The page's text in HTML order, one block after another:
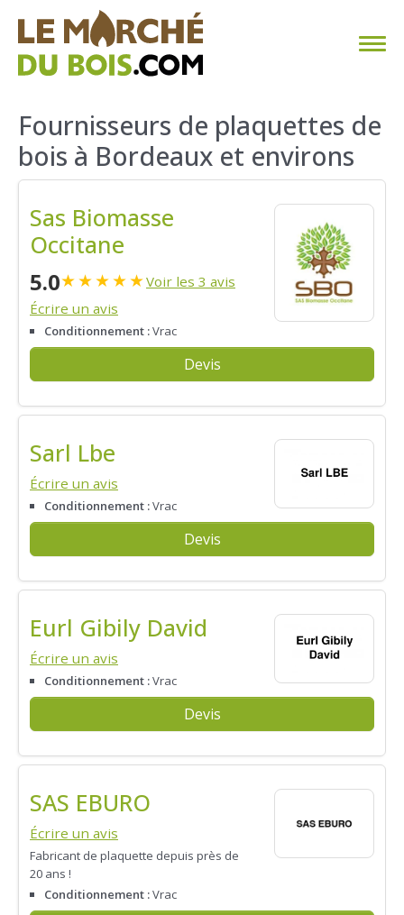
CHAUFFAGE AU BOIS
FAQ
TROUVER SON FOURNISSEUR
BLOG
ESPACE PRO
Fournisseurs de plaquettes de
bois à Bordeaux et environs
Sas Biomasse
Occitane
5.0★★★★★Voir les 3 avis
Écrire un avis
Conditionnement :Vrac
Devis
Sarl Lbe
Écrire un avis
Conditionnement :Vrac
Devis
Eurl Gibily David
Écrire un avis
Conditionnement :Vrac
Devis
SAS EBURO
Écrire un avis
Fabricant de plaquette depuis près de
20 ans !
Conditionnement :Vrac